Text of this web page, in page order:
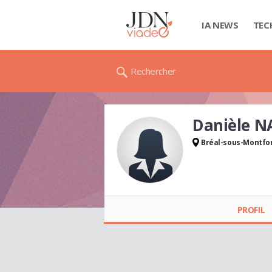
IA NEWS
Rechercher
Danièle
Bréal-sous-
PROFIL